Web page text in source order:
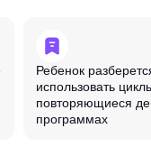
Ребенок
использовать
повторяющиеся
программах